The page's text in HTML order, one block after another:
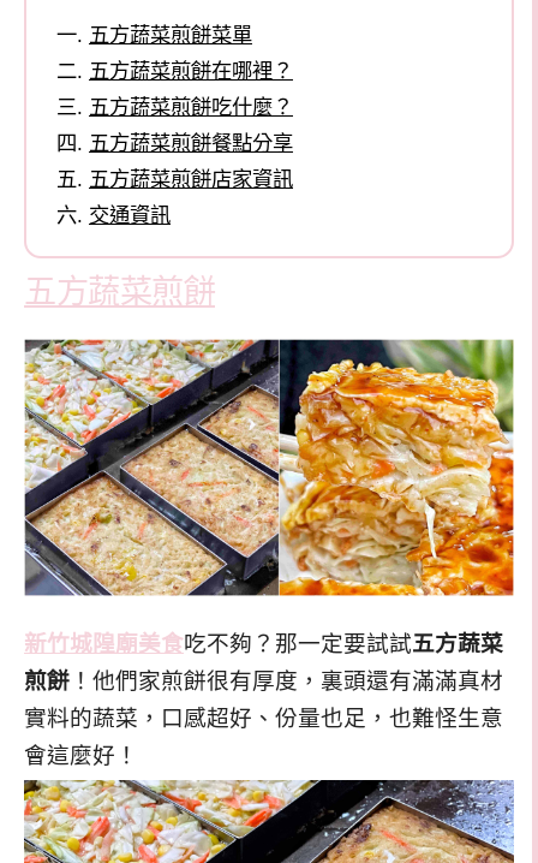
五方蔬菜煎餅菜單
五方蔬菜煎餅在哪裡？
五方蔬菜煎餅吃什麼？
五方蔬菜煎餅餐點分享
五方蔬菜煎餅店家資訊
交通資訊
五方蔬菜煎餅
新竹城隍廟美食吃不夠？那一定要試試五方蔬菜
煎餅 ！他們家煎餅很有厚度，裏頭還有滿滿真材
實料的蔬菜，口感超好、份量也足，也難怪生意
會這麼好！